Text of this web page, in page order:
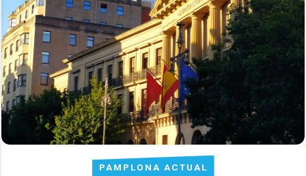
PAMPLONA ACTUAL